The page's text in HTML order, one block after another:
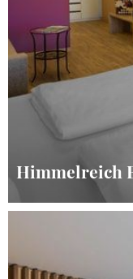
Himmelreich